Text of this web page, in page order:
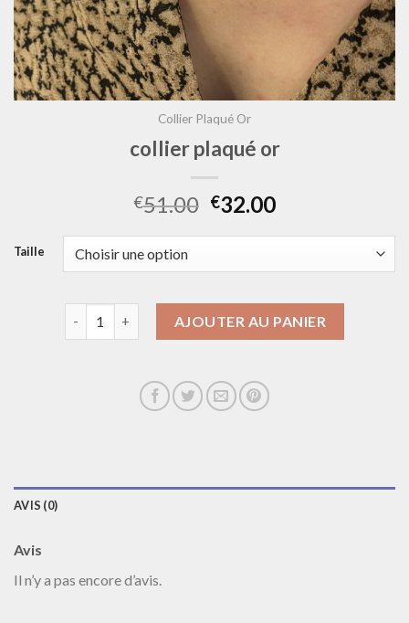
Collier Plaqué Or
collier plaqué or
€51.00 €32.00
Taille
AJOUTER AU PANIER
AVIS (0)
Avis
Il n’y a pas encore d’avis.